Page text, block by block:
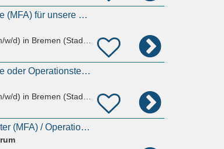
Medizinische Fachangestellte (MFA) für unsere gynäkologische Ambulanz (m/w/d)
w/d) in Bremen (Stadt), Schwachhausen
Medizinische Fachangestellte oder Operationstechnische Assistentin (m/w/d) für unser OP-Zentrum
w/d) in Bremen (Stadt), Walle
Medizinischer Fachangestellter (MFA) / Operationstechnische Assistenz (OTA) / Physician Assistant